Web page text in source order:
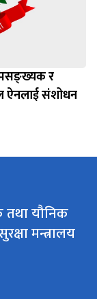
र
ऐनलाई संशोधन
तथा यौनिक
मन्त्रालय